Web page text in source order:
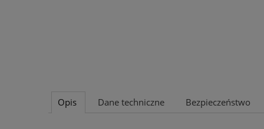
Opis Dane techniczne Bezpieczeństwo